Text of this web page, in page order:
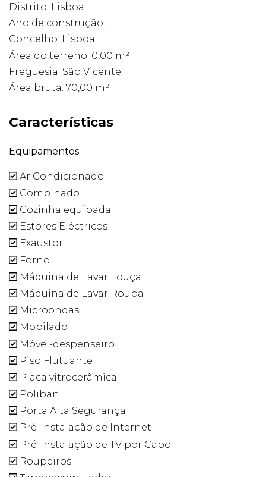
Distrito: Lisboa
Ano de construção: ...
Concelho: Lisboa
Área do terreno: 0,00 m²
Freguesia: São Vicente
Área bruta: 70,00 m²
Características
Equipamentos
Ar Condicionado
Combinado
Cozinha equipada
Estores Eléctricos
Exaustor
Forno
Máquina de Lavar Louça
Máquina de Lavar Roupa
Microondas
Mobilado
Móvel-despenseiro
Piso Flutuante
Placa vitrocerâmica
Poliban
Porta Alta Segurança
Pré-Instalação de Internet
Pré-Instalação de TV por Cabo
Roupeiros